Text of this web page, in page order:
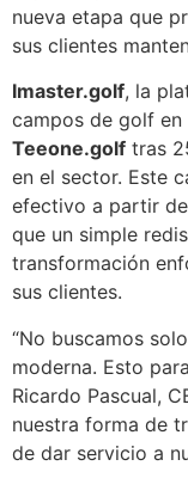
nueva etapa que
sus clientes
Imaster.golf, la
campos de golf en
Teeone.golf tras
en el sector. Este
efectivo a partir
que un simple
transformación
sus clientes.
“No buscamos
moderna. Esto
Ricardo Pascual,
nuestra forma de
de dar servicio a